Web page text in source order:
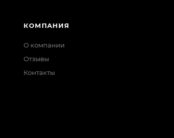
КОМПАНИЯ
О компании
Отзывы
Контакты